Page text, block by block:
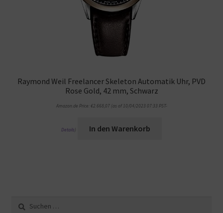
Raymond Weil Freelancer Skeleton Automatik Uhr, PVD
Rose Gold, 42 mm, Schwarz
Amazon.de Price: €2.668,07(as of 10/04/2023 07:33 PST-
Details In den Warenkorb